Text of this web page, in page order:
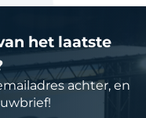
het laatste
achter, en